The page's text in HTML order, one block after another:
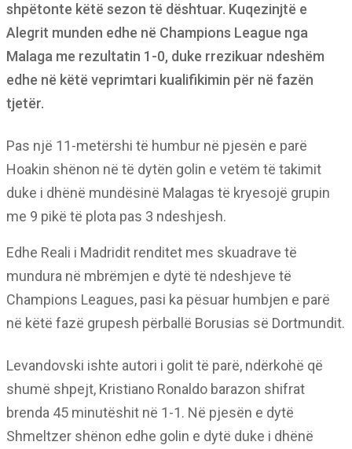
shpëtonte këtë sezon të dështuar. Kuqezinjtë e
Alegrit munden edhe në Champions League nga
Malaga me rezultatin 1-0, duke rrezikuar ndeshëm
edhe në këtë veprimtari kualifikimin për në fazën
tjetër.
Pas një 11-metërshi të humbur në pjesën e parë
Hoakin shënon në të dytën golin e vetëm të takimit
duke i dhënë mundësinë Malagas të kryesojë grupin
me 9 pikë të plota pas 3 ndeshjesh.
Edhe Reali i Madridit renditet mes skuadrave të
mundura në mbrëmjen e dytë të ndeshjeve të
Champions Leagues, pasi ka pësuar humbjen e parë
në këtë fazë grupesh përballë Borusias së Dortmundit.
Levandovski ishte autori i golit të parë, ndërkohë që
shumë shpejt, Kristiano Ronaldo barazon shifrat
brenda 45 minutëshit në 1-1. Në pjesën e dytë
Shmeltzer shënon edhe golin e dytë duke i dhënë